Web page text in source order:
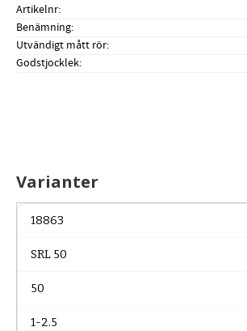
Artikelnr
Benämning
Utvändigt mått rör
Godstjocklek
Varianter
18863
SRL 50
50
1-2.5